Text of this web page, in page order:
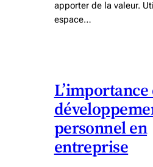
apporter de la valeur.
espace…
personnel en
entreprise